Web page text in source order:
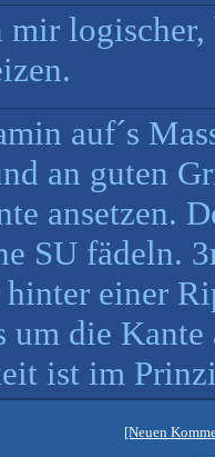
mir
auf´s
an guten
ansetzen.
SU fädeln.
einer
um die
ist im
[Neuen